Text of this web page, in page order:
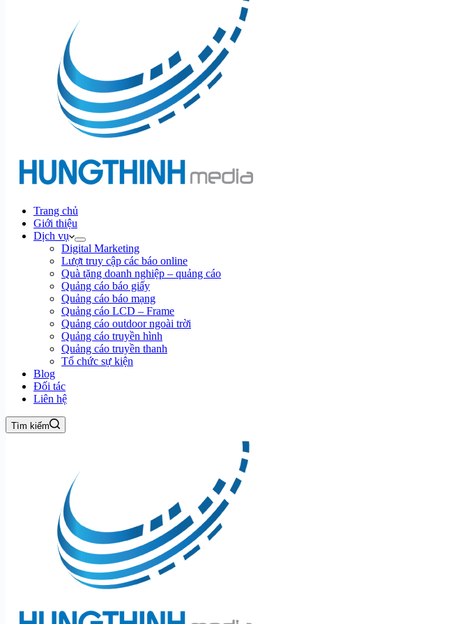
Trang chủ
Giới thiệu
Dịch vụ
Digital Marketing
Lượt truy cập các báo online
Quà tặng doanh nghiệp – quảng cáo
Quảng cáo báo giấy
Quảng cáo báo mạng
Quảng cáo LCD – Frame
Quảng cáo outdoor ngoài trời
Quảng cáo truyền hình
Quảng cáo truyền thanh
Tổ chức sự kiện
Blog
Đối tác
Liên hệ
Tìm kiếm